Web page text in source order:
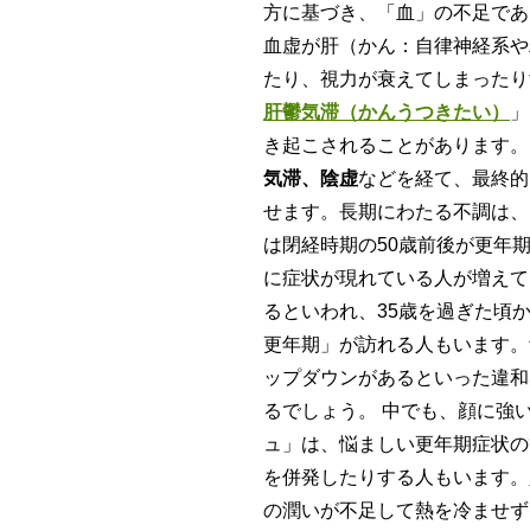
方に基づき、「血」の不足であ
血虚が肝（かん：自律神経系
たり、視力が衰えてしまったり
肝鬱気滞（かんうつきたい）
き起こされることがあります
気滞、陰虚などを経て、最終
せます。長期にわたる不調は、
は閉経時期の50歳前後が更年
に症状が現れている人が増え
るといわれ、35歳を過ぎた頃
更年期」が訪れる人もいます
ップダウンがあるといった違
るでしょう。 中でも、顔に強
ュ」は、悩ましい更年期症状
を併発したりする人もいます
の潤いが不足して熱を冷ませ